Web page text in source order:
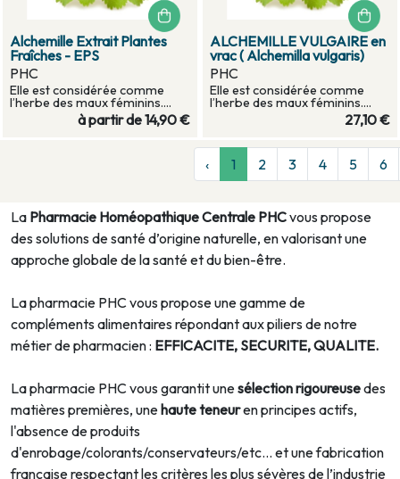
Alchemille Extrait Plantes
Fraîches - EPS
PHC
Elle est considérée comme
l’herbe des maux féminins....
à partir de14,90 €
ALCHEMILLE VULGAIRE en
vrac ( Alchemilla vulgaris)
PHC
Elle est considérée comme
l’herbe des maux féminins....
27,10 €
‹ 1 2 3 4 5 6
La Pharmacie Homéopathique Centrale PHCvous propose
des solutions de santé d’origine naturelle, en valorisant une
approche globale de la santé et du bien-être.
La pharmacie PHC vous propose une gamme de
compléments alimentaires répondant aux piliers de notre
métier de pharmacien : EFFICACITE, SECURITE, QUALITE.
La pharmacie PHC vous garantit unesélection rigoureusedes
matières premières, unehaute teneuren principes actifs,
l'absence de produits
d'enrobage/colorants/conservateurs/etc... et une fabrication
française respectant les critères les plus sévères de l’industrie